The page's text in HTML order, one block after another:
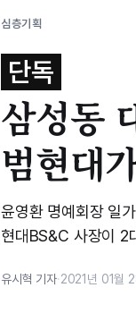
심층기획
단독
삼성동
범현대
윤영환 명예회장 일
현대BS&C 사장이 2
유시혁 기자·2021년 01월